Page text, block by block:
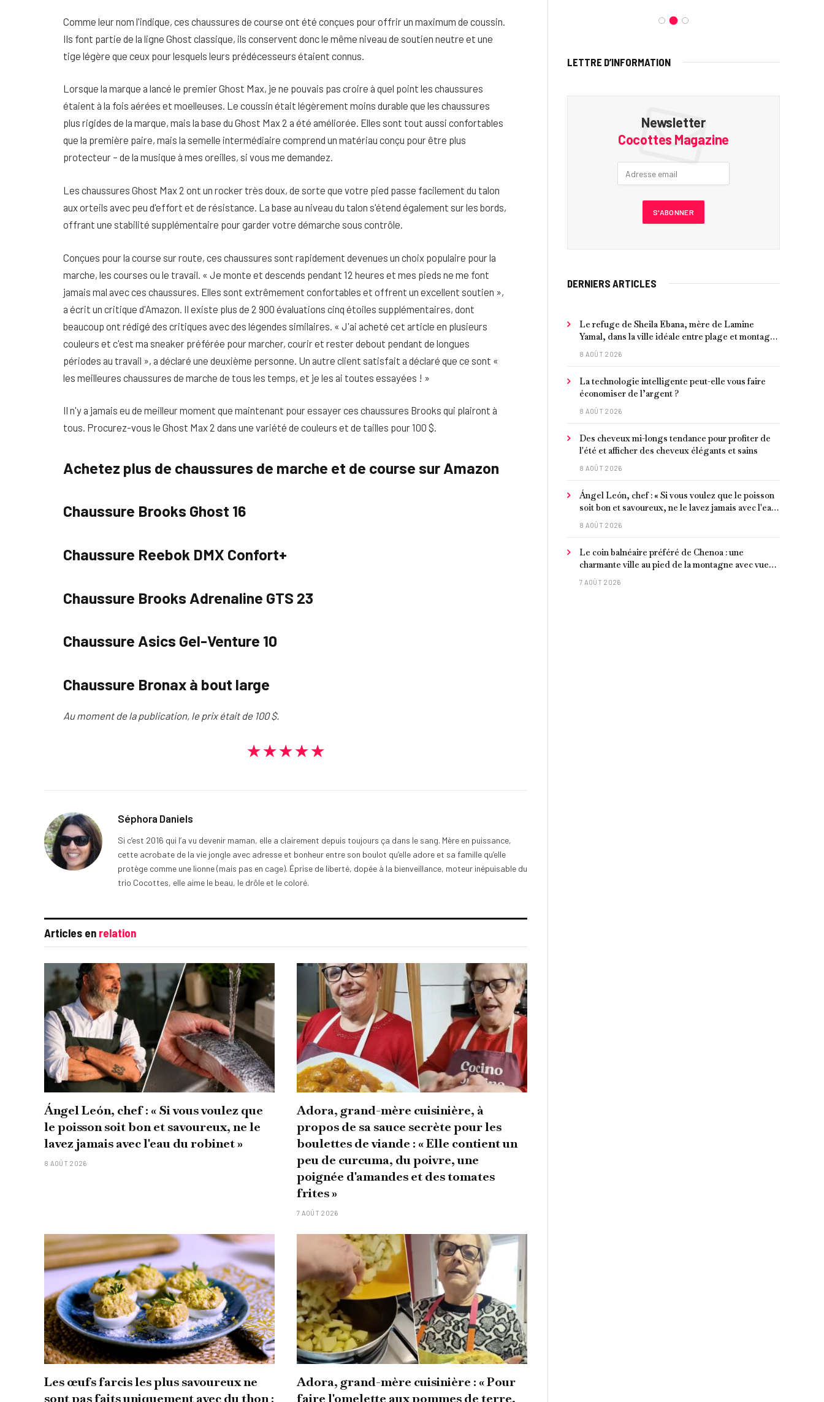
Comme leur nom l'indique, ces chaussures de course ont été conçues pour offrir un maximum de coussin.
Ils font partie de la ligne Ghost classique, ils conservent donc le même niveau de soutien neutre et une
tige légère que ceux pour lesquels leurs prédécesseurs étaient connus.
Lorsque la marque a lancé le premier Ghost Max, je ne pouvais pas croire à quel point les chaussures
étaient à la fois aérées et moelleuses. Le coussin était légèrement moins durable que les chaussures
plus rigides de la marque, mais la base du Ghost Max 2 a été améliorée. Elles sont tout aussi confortables
que la première paire, mais la semelle intermédiaire comprend un matériau conçu pour être plus
protecteur – de la musique à mes oreilles, si vous me demandez.
Les chaussures Ghost Max 2 ont un rocker très doux, de sorte que votre pied passe facilement du talon
aux orteils avec peu d'effort et de résistance. La base au niveau du talon s'étend également sur les bords,
offrant une stabilité supplémentaire pour garder votre démarche sous contrôle.
Conçues pour la course sur route, ces chaussures sont rapidement devenues un choix populaire pour la
marche, les courses ou le travail. « Je monte et descends pendant 12 heures et mes pieds ne me font
jamais mal avec ces chaussures. Elles sont extrêmement confortables et offrent un excellent soutien »,
a écrit un critique d'Amazon. Il existe plus de 2 900 évaluations cinq étoiles supplémentaires, dont
beaucoup ont rédigé des critiques avec des légendes similaires. « J'ai acheté cet article en plusieurs
couleurs et c'est ma sneaker préférée pour marcher, courir et rester debout pendant de longues
périodes au travail », a déclaré une deuxième personne. Un autre client satisfait a déclaré que ce sont «
les meilleures chaussures de marche de tous les temps, et je les ai toutes essayées ! »
Il n'y a jamais eu de meilleur moment que maintenant pour essayer ces chaussures Brooks qui plairont à
tous. Procurez-vous le Ghost Max 2 dans une variété de couleurs et de tailles pour 100 $.
Achetez plus de chaussures de marche et de course sur Amazon
Chaussure Brooks Ghost 16
Chaussure Reebok DMX Confort+
Chaussure Brooks Adrenaline GTS 23
Chaussure Asics Gel-Venture 10
Chaussure Bronax à bout large
Au moment de la publication, le prix était de 100 $.
★★★★★
Séphora Daniels
Si c’est 2016 qui l’a vu devenir maman, elle a clairement depuis toujours ça dans le sang. Mère en puissance,
cette acrobate de la vie jongle avec adresse et bonheur entre son boulot qu’elle adore et sa famille qu’elle
protège comme une lionne (mais pas en cage). Éprise de liberté, dopée à la bienveillance, moteur inépuisable du
trio Cocottes, elle aime le beau, le drôle et le coloré.
Articles en relation
Ángel León, chef : « Si vous voulez que
le poisson soit bon et savoureux, ne le
lavez jamais avec l'eau du robinet »
8 AOÛT 2026
Adora, grand-mère cuisinière, à
propos de sa sauce secrète pour les
boulettes de viande : « Elle contient un
peu de curcuma, du poivre, une
poignée d'amandes et des tomates
frites »
7 AOÛT 2026
Les œufs farcis les plus savoureux ne
sont pas faits uniquement avec du thon :
Adora, grand-mère cuisinière : « Pour
faire l'omelette aux pommes de terre,
LETTRE D’INFORMATION
Newsletter
Cocottes Magazine
DERNIERS ARTICLES
Le refuge de Sheila Ebana, mère de Lamine
Yamal, dans la ville idéale entre plage et montagne
pour vivre tranquillement près de Barcelone
8 AOÛT 2026
La technologie intelligente peut-elle vous faire
économiser de l’argent ?
8 AOÛT 2026
Des cheveux mi-longs tendance pour profiter de
l'été et afficher des cheveux élégants et sains
8 AOÛT 2026
Ángel León, chef : « Si vous voulez que le poisson
soit bon et savoureux, ne le lavez jamais avec l'eau
du robinet »
8 AOÛT 2026
Le coin balnéaire préféré de Chenoa : une
charmante ville au pied de la montagne avec vue
sur la Méditerranée, bon poisson et criques
7 AOÛT 2026